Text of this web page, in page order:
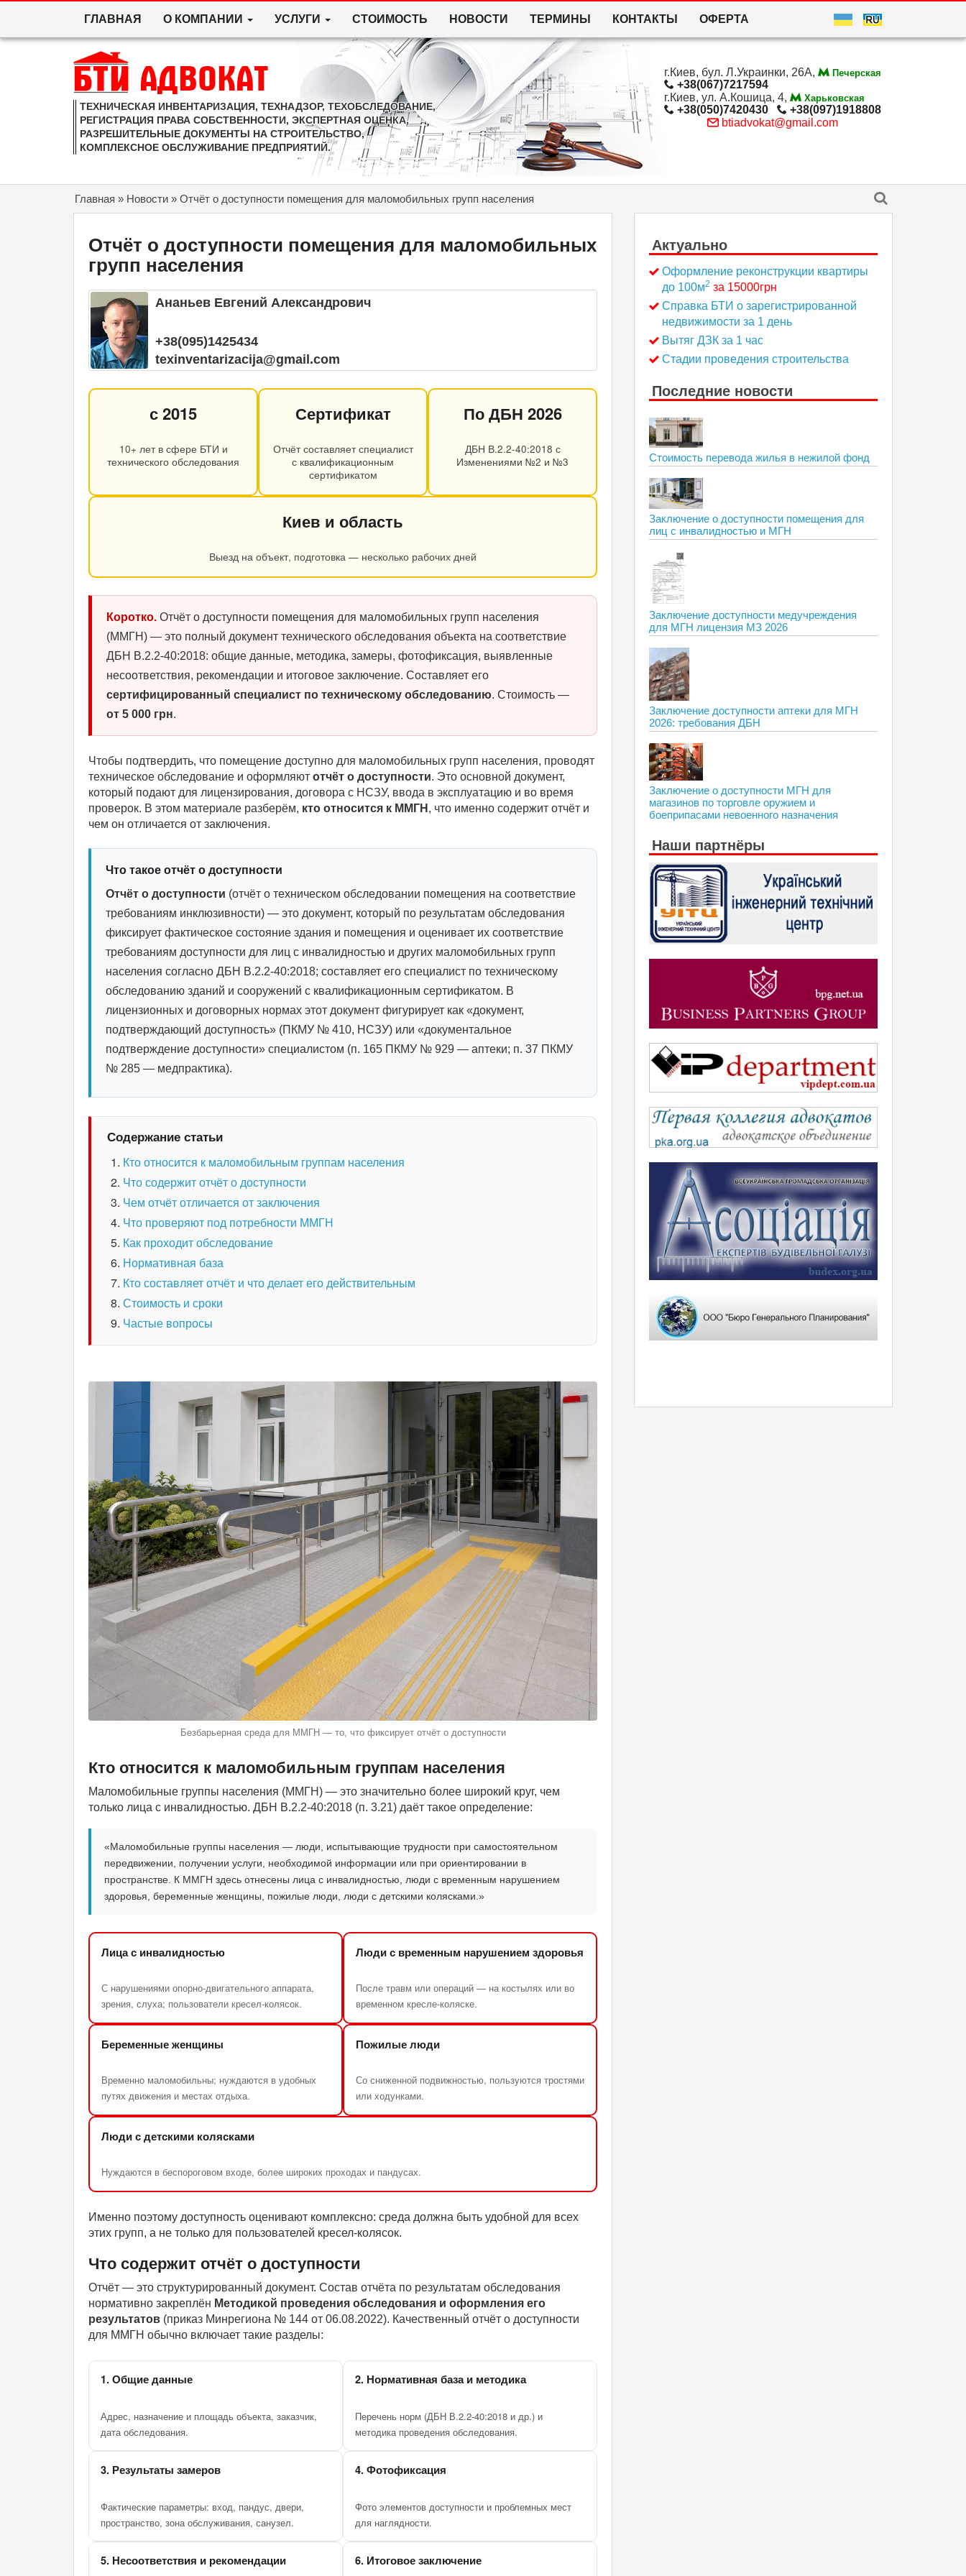
Skip to content
ГЛАВНАЯ О КОМПАНИИ УСЛУГИ СТОИМОСТЬ НОВОСТИ ТЕРМИНЫ КОНТАКТЫ ОФЕРТА
ТЕХНИЧЕСКАЯ ИНВЕНТАРИЗАЦИЯ, ТЕХНАДЗОР, ТЕХОБСЛЕДОВАНИЕ,
РЕГИСТРАЦИЯ ПРАВА СОБСТВЕННОСТИ, ЭКСПЕРТНАЯ ОЦЕНКА,
РАЗРЕШИТЕЛЬНЫЕ ДОКУМЕНТЫ НА СТРОИТЕЛЬСТВО,
КОМПЛЕКСНОЕ ОБСЛУЖИВАНИЕ ПРЕДПРИЯТИЙ.
г.Киев, бул. Л.Украинки, 26А, Печерская
+38(067)7217594
г.Киев, ул. А.Кошица, 4,
Харьковская
+38(050)7420430
+38(097)1918808
btiadvokat@gmail.com
Главная » Новости » Отчёт о доступности помещения для маломобильных групп населения
Отчёт о доступности помещения для маломобильных
групп населения
Ананьев Евгений Александрович
+38(095)1425434
texinventarizacija@gmail.com
с 2015
10+ лет в сфере БТИ и
технического обследования
Сертификат
Отчёт составляет специалист
с квалификационным
сертификатом
По ДБН 2026
ДБН В.2.2-40:2018 с
Изменениями №2 и №3
Киев и область
Выезд на объект, подготовка — несколько рабочих дней
Коротко. Отчёт о доступности помещения для маломобильных групп населения
(ММГН) — это полный документ технического обследования объекта на соответствие
ДБН В.2.2-40:2018: общие данные, методика, замеры, фотофиксация, выявленные
несоответствия, рекомендации и итоговое заключение. Составляет его
сертифицированный специалист по техническому обследованию. Стоимость —
от 5 000 грн.
Чтобы подтвердить, что помещение доступно для маломобильных групп населения, проводят
техническое обследование и оформляют отчёт о доступности. Это основной документ,
который подают для лицензирования, договора с НСЗУ, ввода в эксплуатацию и во время
проверок. В этом материале разберём, кто относится к ММГН , что именно содержит отчёт и
чем он отличается от заключения.
Что такое отчёт о доступности
Отчёт о доступности (отчёт о техническом обследовании помещения на соответствие
требованиям инклюзивности) — это документ, который по результатам обследования
фиксирует фактическое состояние здания и помещения и оценивает их соответствие
требованиям доступности для лиц с инвалидностью и других маломобильных групп
населения согласно ДБН В.2.2-40:2018; составляет его специалист по техническому
обследованию зданий и сооружений с квалификационным сертификатом. В
лицензионных и договорных нормах этот документ фигурирует как «документ,
подтверждающий доступность» (ПКМУ № 410, НСЗУ) или «документальное
подтверждение доступности» специалистом (п. 165 ПКМУ № 929 — аптеки; п. 37 ПКМУ
№ 285 — медпрактика).
Содержание статьи
Кто относится к маломобильным группам населения
Что содержит отчёт о доступности
Чем отчёт отличается от заключения
Что проверяют под потребности ММГН
Как проходит обследование
Нормативная база
Кто составляет отчёт и что делает его действительным
Стоимость и сроки
Частые вопросы
Безбарьерная среда для ММГН — то, что фиксирует отчёт о доступности
Кто относится к маломобильным группам населения
Маломобильные группы населения (ММГН) — это значительно более широкий круг, чем
только лица с инвалидностью. ДБН В.2.2-40:2018 (п. 3.21) даёт такое определение:
«Маломобильные группы населения — люди, испытывающие трудности при самостоятельном
передвижении, получении услуги, необходимой информации или при ориентировании в
пространстве. К ММГН здесь отнесены лица с инвалидностью, люди с временным нарушением
здоровья, беременные женщины, пожилые люди, люди с детскими колясками.»
Лица с инвалидностью
С нарушениями опорно-двигательного аппарата,
зрения, слуха; пользователи кресел-колясок.
Люди с временным нарушением здоровья
После травм или операций — на костылях или во
временном кресле-коляске.
Беременные женщины
Временно маломобильны; нуждаются в удобных
путях движения и местах отдыха.
Пожилые люди
Со сниженной подвижностью, пользуются тростями
или ходунками.
Люди с детскими колясками
Нуждаются в беспороговом входе, более широких проходах и пандусах.
Именно поэтому доступность оценивают комплексно: среда должна быть удобной для всех
этих групп, а не только для пользователей кресел-колясок.
Что содержит отчёт о доступности
Отчёт — это структурированный документ. Состав отчёта по результатам обследования
нормативно закреплён Методикой проведения обследования и оформления его
результатов (приказ Минрегиона № 144 от 06.08.2022). Качественный отчёт о доступности
для ММГН обычно включает такие разделы:
1. Общие данные
Адрес, назначение и площадь объекта, заказчик,
дата обследования.
2. Нормативная база и методика
Перечень норм (ДБН В.2.2-40:2018 и др.) и
методика проведения обследования.
3. Результаты замеров
Фактические параметры: вход, пандус, двери,
пространство, зона обслуживания, санузел.
4. Фотофиксация
Фото элементов доступности и проблемных мест
для наглядности.
5. Несоответствия и рекомендации 6. Итоговое заключение
Актуально
Оформление реконструкции квартиры
до 100м2 за 15000грн
Справка БТИ о зарегистрированной
недвижимости за 1 день
Вытяг ДЗК за 1 час
Стадии проведения строительства
Последние новости
Стоимость перевода жилья в нежилой фонд
Заключение о доступности помещения для
лиц с инвалидностью и МГН
Заключение доступности медучреждения
для МГН лицензия МЗ 2026
Заключение доступности аптеки для МГН
2026: требования ДБН
Заключение о доступности МГН для
магазинов по торговле оружием и
боеприпасами невоенного назначения
Наши партнёры